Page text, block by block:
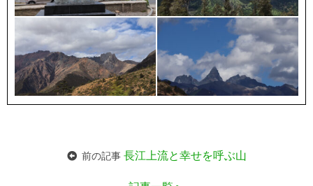
前の記事 長江上流と幸せを呼ぶ山